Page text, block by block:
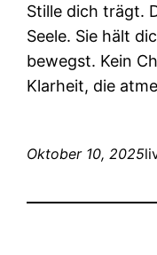
Stille dich trägt.
Seele. Sie hält
bewegst. Kein
Klarheit, die
Oktober 10, 2025